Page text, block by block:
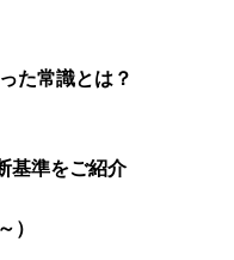
た常識とは？
基準をご紹介
）